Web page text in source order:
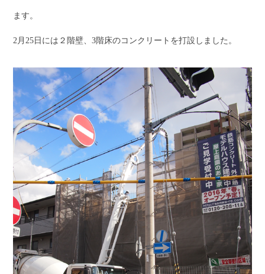
ます。
2月25日には２階壁、3階床のコンクリートを打設しました。